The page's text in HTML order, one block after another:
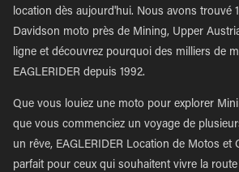
location dès aujourd'hui. Nous avons trouvé
Davidson moto près de Mining, Upper
ligne et découvrez pourquoi des milliers de
EAGLERIDER depuis 1992.
Que vous louiez une moto pour explorer
que vous commenciez un voyage de
un rêve, EAGLERIDER Location de Motos et
parfait pour ceux qui souhaitent vivre la